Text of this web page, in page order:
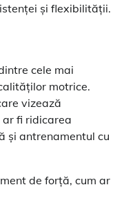
și flexibilității.
cele mai
motrice.
vizează
fi ridicarea
și antrenamentul cu
de forță, cum ar